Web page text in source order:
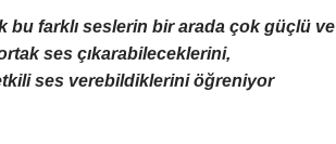
bu farklı seslerin bir arada çok güçlü ve
ses çıkarabileceklerini,
ses verebildiklerini öğreniyor